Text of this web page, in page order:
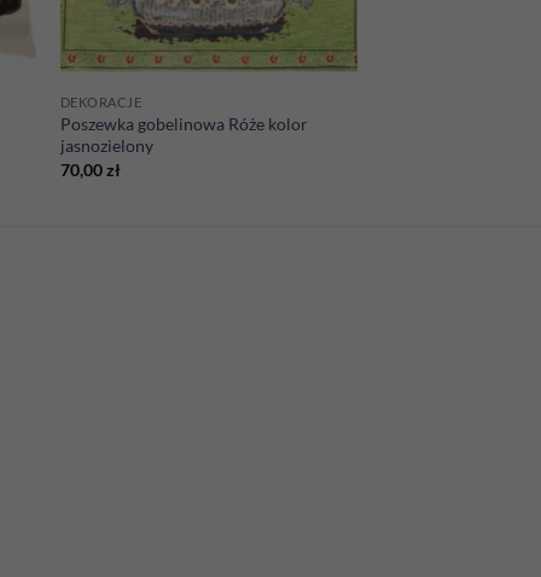
DEKORACJE
Poszewka gobelinowa Róże kolor
jasnozielony
70,00zł